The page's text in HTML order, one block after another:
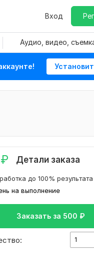
Вход
Аудио, видео,
₽ Детали заказа
на выполнение
до 100% результата
Заказать за 500 ₽
1